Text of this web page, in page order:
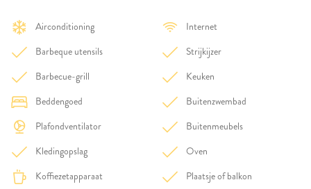
Airconditioning
Barbeque utensils
Barbecue-grill
Beddengoed
Plafondventilator
Kledingopslag
Koffiezetapparaat
Internet
Strijkijzer
Keuken
Buitenzwembad
Buitenmeubels
Oven
Plaatsje of balkon